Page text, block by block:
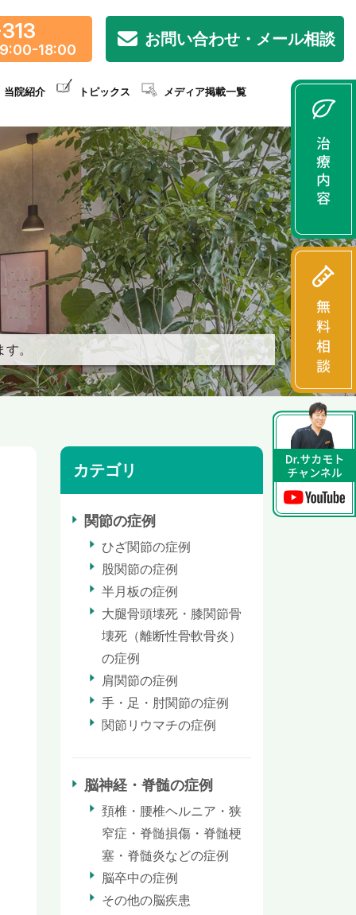
9:00-18:00
お問い合わせ・メール相談
当院紹介 トピックス メディア掲載一覧
。
カテゴリ
関節の症例
ひざ関節の症例
股関節の症例
半月板の症例
大腿骨頭壊死・膝関節骨
壊死（離断性骨軟骨炎）
の症例
肩関節の症例
手・足・肘関節の症例
関節リウマチの症例
脳神経・脊髄の症例
頚椎・腰椎ヘルニア・狭
窄症・脊髄損傷・脊髄梗
塞・脊髄炎などの症例
脳卒中の症例
その他の脳疾患